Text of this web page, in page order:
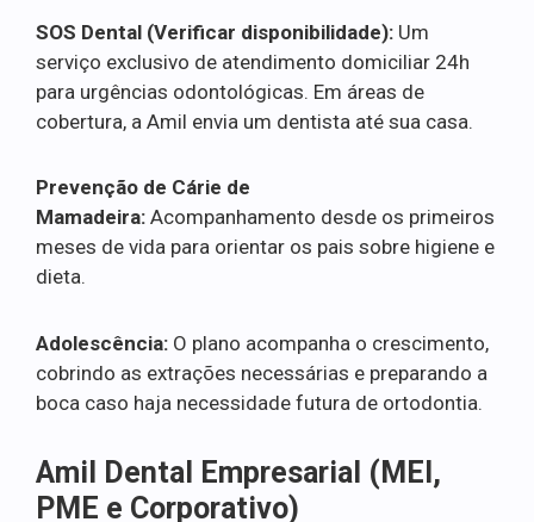
SOS Dental (Verificar disponibilidade): Um
serviço exclusivo de atendimento domiciliar 24h
para urgências odontológicas. Em áreas de
cobertura, a Amil envia um dentista até sua casa.
Prevenção de Cárie de
Mamadeira: Acompanhamento desde os primeiros
meses de vida para orientar os pais sobre higiene e
dieta.
Adolescência: O plano acompanha o crescimento,
cobrindo as extrações necessárias e preparando a
boca caso haja necessidade futura de ortodontia.
Amil Dental Empresarial (MEI,
PME e Corporativo)